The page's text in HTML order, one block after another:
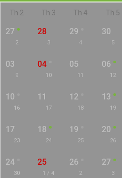
Th 2 Th 3 Th 4 Th 5
27
2
28
3
29
4
30
5
03
9
04
10
05
11
06
12
10
16
11
17
12
18
13
19
17
23
18
24
19
25
20
26
24
30
25
1 / 4
26
2
27
3